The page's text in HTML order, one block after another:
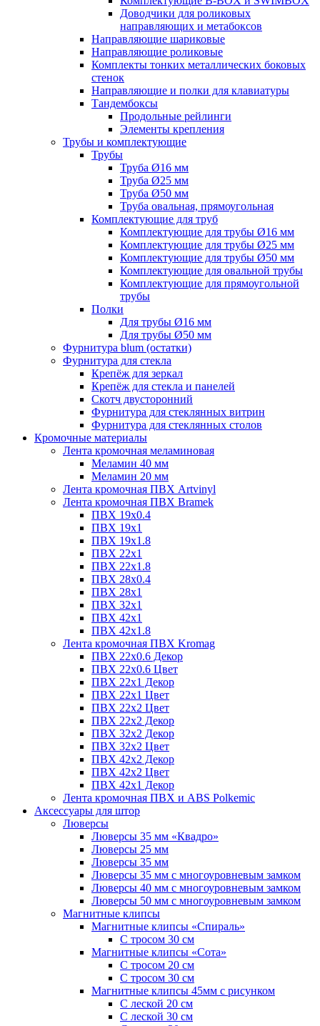
Доводчики для роликовых
направляющих и метабоксов
Направляющие шариковые
Направляющие роликовые
Комплекты тонких металлических боковых
стенок
Направляющие и полки для клавиатуры
Тандембоксы
Продольные рейлинги
Элементы крепления
Трубы и комплектующие
Трубы
Труба Ø16 мм
Труба Ø25 мм
Труба Ø50 мм
Труба овальная, прямоугольная
Комплектующие для труб
Комплектующие для трубы Ø16 мм
Комплектующие для трубы Ø25 мм
Комплектующие для трубы Ø50 мм
Комплектующие для овальной трубы
Комплектующие для прямоугольной
трубы
Полки
Для трубы Ø16 мм
Для трубы Ø50 мм
Фурнитура blum (остатки)
Фурнитура для стекла
Крепёж для зеркал
Крепёж для стекла и панелей
Скотч двусторонний
Фурнитура для стеклянных витрин
Фурнитура для стеклянных столов
Кромочные материалы
Лента кромочная меламиновая
Меламин 40 мм
Меламин 20 мм
Лента кромочная ПВХ Artvinyl
Лента кромочная ПВХ Bramek
ПВХ 19x0.4
ПВХ 19х1
ПВХ 19х1.8
ПВХ 22х1
ПВХ 22х1.8
ПВХ 28х0.4
ПВХ 28х1
ПВХ 32x1
ПВХ 42х1
ПВХ 42х1.8
Лента кромочная ПВХ Kromag
ПВХ 22x0.6 Декор
ПВХ 22x0.6 Цвет
ПВХ 22x1 Декор
ПВХ 22x1 Цвет
ПВХ 22x2 Цвет
ПВХ 22x2 Декор
ПВХ 32x2 Декор
ПВХ 32x2 Цвет
ПВХ 42x2 Декор
ПВХ 42x2 Цвет
ПВХ 42x1 Декор
Лента кромочная ПВХ и ABS Polkemic
Аксессуары для штор
Люверсы
Люверсы 35 мм «Квадро»
Люверсы 25 мм
Люверсы 35 мм
Люверсы 35 мм с многоуровневым замком
Люверсы 40 мм с многоуровневым замком
Люверсы 50 мм с многоуровневым замком
Магнитные клипсы
Магнитные клипсы «Спираль»
С тросом 30 см
Магнитные клипсы «Сота»
С тросом 20 см
С тросом 30 см
Магнитные клипсы 45мм с рисунком
С леской 20 см
С леской 30 см